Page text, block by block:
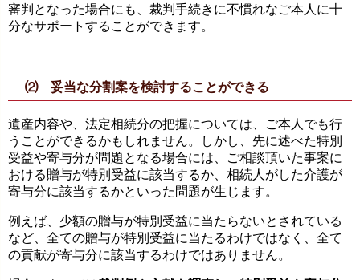
審判となった場合にも、裁判手続きに不慣れなご本人に十
分なサポートすることができます。
⑵ 妥当な分割案を検討することができる
遺産内容や、法定相続分の把握については、ご本人でも行
うことができるかもしれません。しかし、先に述べた特別
受益や寄与分が問題となる場合には、ご相談頂いた事案に
おける贈与が特別受益に該当するか、相続人がした介護が
寄与分に該当するかといった問題が生じます。
例えば、少額の贈与が特別受益に当たらないとされている
など、全ての贈与が特別受益に当たるわけではなく、全て
の貢献が寄与分に該当するわけではありません。